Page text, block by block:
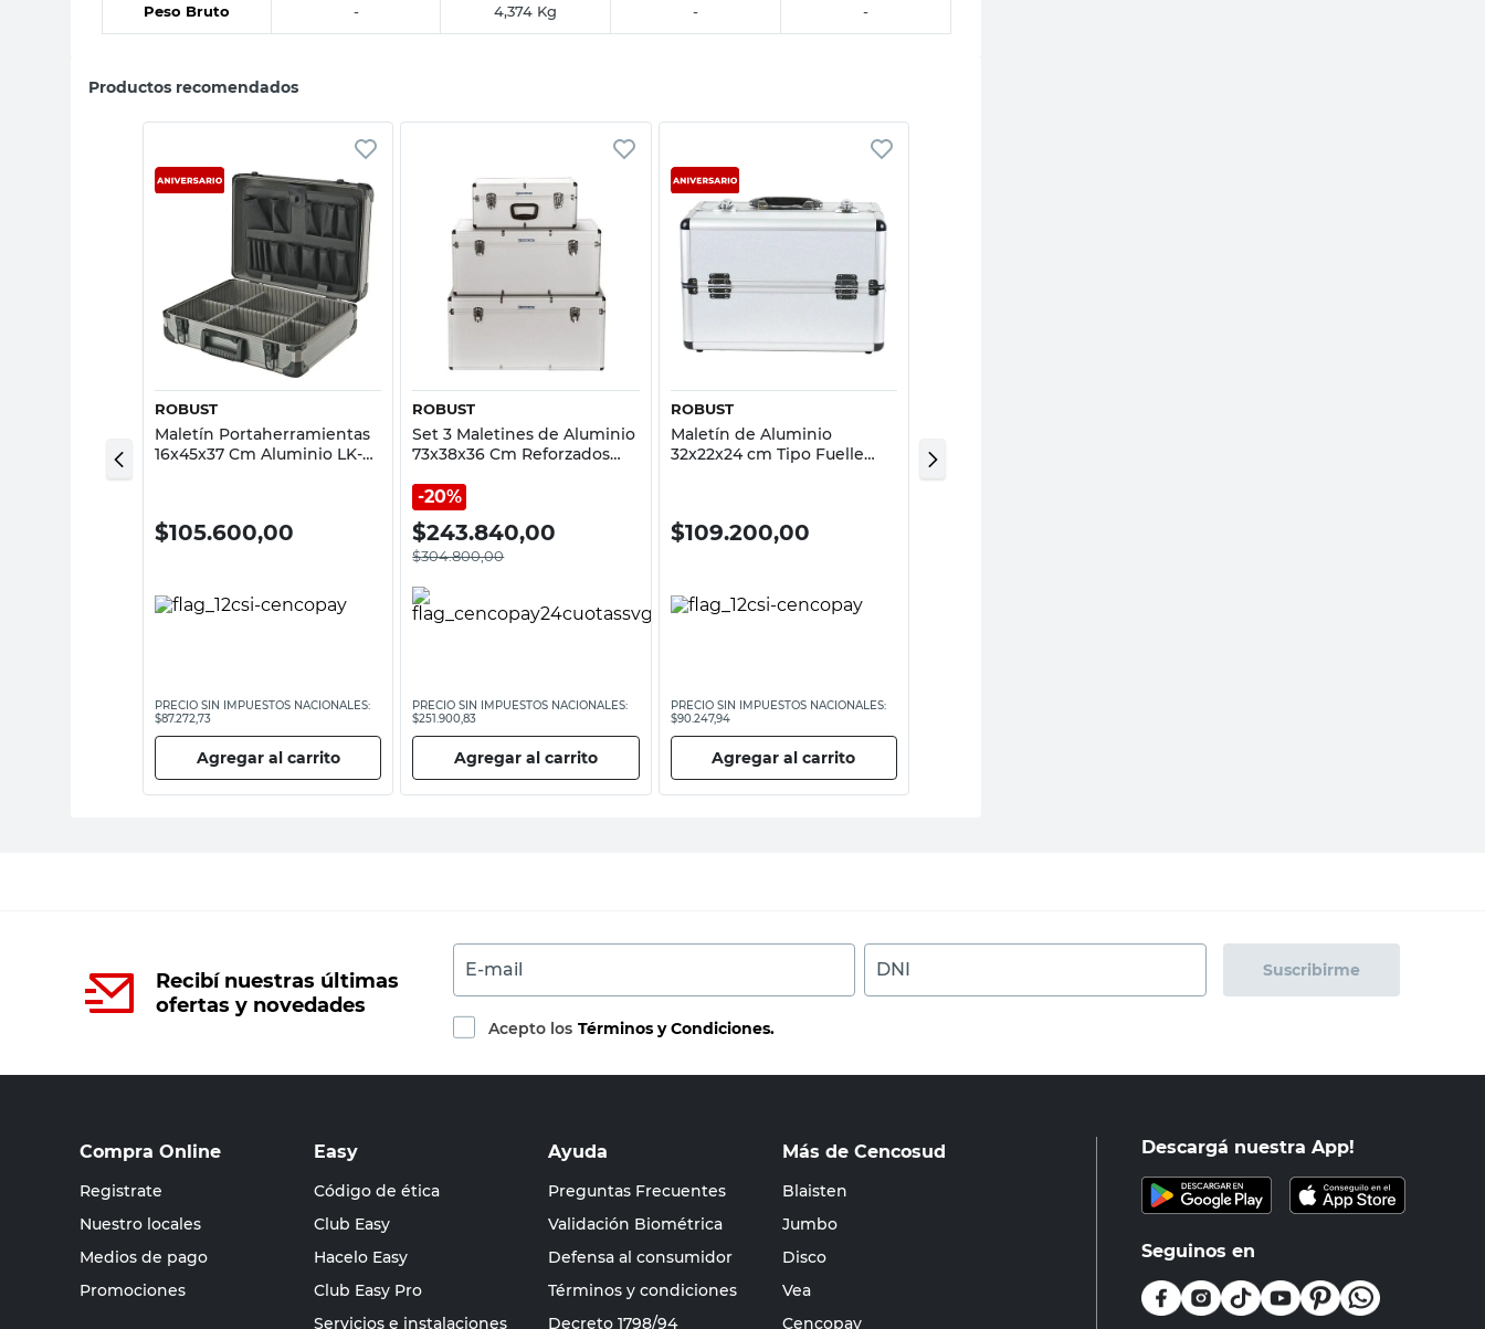
Peso Bruto - 4,374 Kg - -
Productos recomendados
Vista rápida
ROBUST
Maletín Portaherramientas
16x45x37 Cm Aluminio LK-
$105.600,00
PRECIO SIN IMPUESTOS NACIONALES:
$87.272,73
Agregar al carrito
Vista rápida
ROBUST
Set 3 Maletines de Aluminio
73x38x36 Cm Reforzados
20%
$243.840,00
$304.800,00
PRECIO SIN IMPUESTOS NACIONALES:
$251.900,83
Agregar al carrito
ROBUST
Maletín de Aluminio
32x22x24 cm Tipo Fuelle
$109.200,00
PRECIO SIN IMPUESTOS NACIONALES:
$90.247,94
Agregar al carrito
Organizador 23x45x32 Cm 4
Divisiones Robust
Recibí nuestras últimas
ofertas y novedades
E-mail DNI Suscribirme
Acepto los Términos y Condiciones.
Compra Online
Registrate
Nuestro locales
Medios de pago
Promociones
Easy
Código de ética
Club Easy
Hacelo Easy
Club Easy Pro
Servicios e instalaciones
Ayuda
Preguntas Frecuentes
Validación Biométrica
Defensa al consumidor
Términos y condiciones
Decreto 1798/94
Más de Cencosud
Blaisten
Jumbo
Disco
Vea
Cencopay
Descargá nuestra App!
Seguinos en